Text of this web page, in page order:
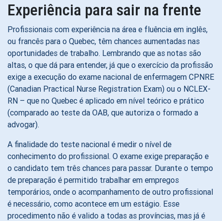
Experiência para sair na frente
Profissionais com experiência na área e fluência em inglês,
ou francês para o Quebec, têm chances aumentadas nas
oportunidades de trabalho. Lembrando que as notas são
altas, o que dá para entender, já que o exercício da profissão
exige a execução do exame nacional de enfermagem CPNRE
(Canadian Practical Nurse Registration Exam) ou o NCLEX-
RN – que no Quebec é aplicado em nível teórico e prático
(comparado ao teste da OAB, que autoriza o formado a
advogar).
A finalidade do teste nacional é medir o nível de
conhecimento do profissional. O exame exige preparação e
o candidato tem três chances para passar. Durante o tempo
de preparação é permitido trabalhar em empregos
temporários, onde o acompanhamento de outro profissional
é necessário, como acontece em um estágio. Esse
procedimento não é valido a todas as províncias, mas já é